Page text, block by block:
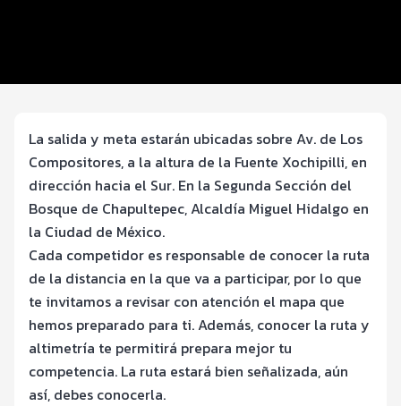
La salida y meta estarán ubicadas sobre Av. de Los
Compositores, a la altura de la Fuente Xochipilli, en
dirección hacia el Sur. En la Segunda Sección del
Bosque de Chapultepec, Alcaldía Miguel Hidalgo en
la Ciudad de México.
Cada competidor es responsable de conocer la ruta
de la distancia en la que va a participar, por lo que
te invitamos a revisar con atención el mapa que
hemos preparado para ti. Además, conocer la ruta y
altimetría te permitirá prepara mejor tu
competencia. La ruta estará bien señalizada, aún
así, debes conocerla.